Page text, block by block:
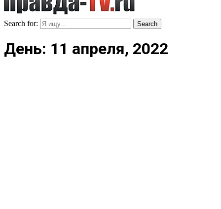
Search for: Search
День: 11 апреля, 2022